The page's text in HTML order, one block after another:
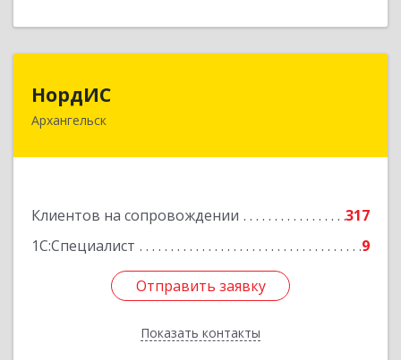
НордИС
Архангельск
Клиентов на сопровождении
317
1С:Специалист
9
Отправить заявку
Показать контакты
163071, Архангельская обл, Архангельск г,
Отправить заявку
Назад